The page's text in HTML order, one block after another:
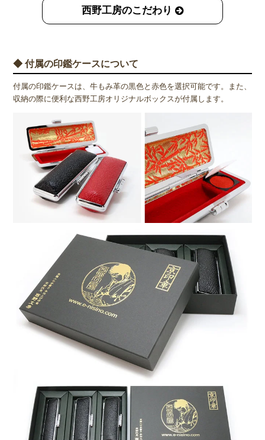
西野工房のこだわり
◆ 付属の印鑑ケースについて
付属の印鑑ケースは、牛もみ革の黒色と赤色を選択可能です。また、
収納の際に便利な西野工房オリジナルボックスが付属します。